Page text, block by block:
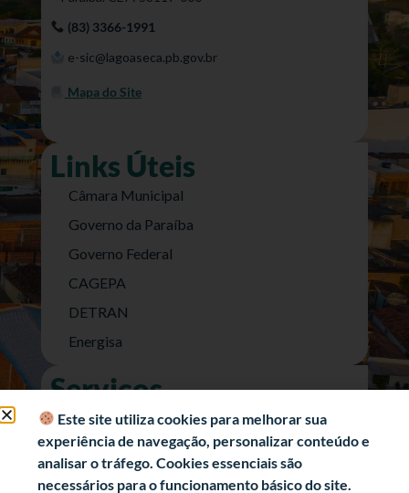
(83) 3366-1991
e-sic@lagoaseca.pb.gov.br
Mapa do Site
Links Úteis
Câmara Municipal
Governo da Paraíba
Governo Federal
CAGEPA
DETRAN
Energisa
Serviços
Nota Fiscal Eletrônica
e-SIC (Acesso a Informação)
Transparência Fiscal
Este site utiliza cookies para melhorar sua
experiência de navegação, personalizar conteúdo e
analisar o tráfego. Cookies essenciais são
necessários para o funcionamento básico do site.